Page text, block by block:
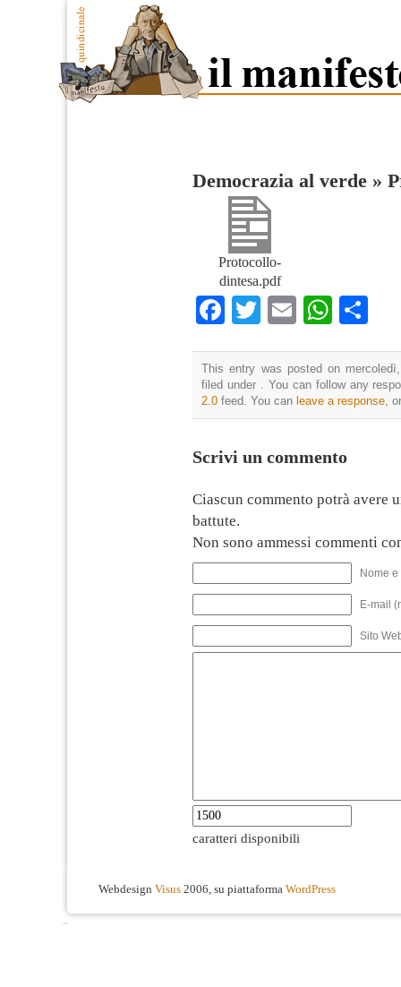
Democrazia al verde »
Protocollo-
dintesa.pdf
Facebook
TwitterEmail
This entry was posted on
filed under . You can follow any
2.0 feed. You can leave a response,
Scrivi un commento
Ciascun commento potrà avere
battute.
Non sono ammessi commenti
Nome
E-mail
Sito
caratteri disponibili
Webdesign Visus 2006, su piattaforma WordPress